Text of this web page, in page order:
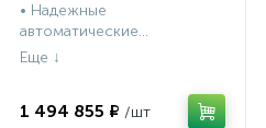
• Надежные
автоматические...
1 494 855 ₽